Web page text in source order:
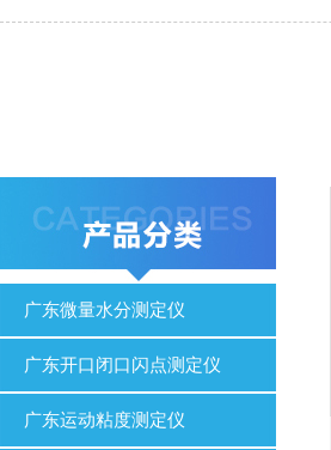
广东微量水分测定仪
广东开口闭口闪点测定仪
广东运动粘度测定仪